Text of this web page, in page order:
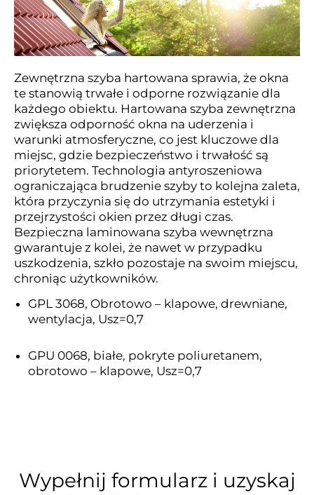
Zewnętrzna szyba hartowana sprawia, że okna
te stanowią trwałe i odporne rozwiązanie dla
każdego obiektu. Hartowana szyba zewnętrzna
zwiększa odporność okna na uderzenia i
warunki atmosferyczne, co jest kluczowe dla
miejsc, gdzie bezpieczeństwo i trwałość są
priorytetem. Technologia antyroszeniowa
ograniczająca brudzenie szyby to kolejna zaleta,
która przyczynia się do utrzymania estetyki i
przejrzystości okien przez długi czas.
Bezpieczna laminowana szyba wewnętrzna
gwarantuje z kolei, że nawet w przypadku
uszkodzenia, szkło pozostaje na swoim miejscu,
chroniąc użytkowników.
GPL 3068, Obrotowo – klapowe, drewniane,
wentylacja, Usz=0,7
GPU 0068, białe, pokryte poliuretanem,
obrotowo – klapowe, Usz=0,7
Wypełnij formularz i uzyskaj